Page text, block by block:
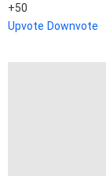
50
Upvote Downvote